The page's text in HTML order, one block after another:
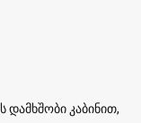
დამხშობი კაბინით,